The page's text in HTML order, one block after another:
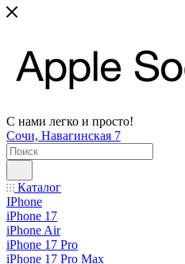
С нами легко и просто!
Сочи, Навагинская 7
Каталог
IPhone
iPhone 17
iPhone Air
iPhone 17 Pro
iPhone 17 Pro Max